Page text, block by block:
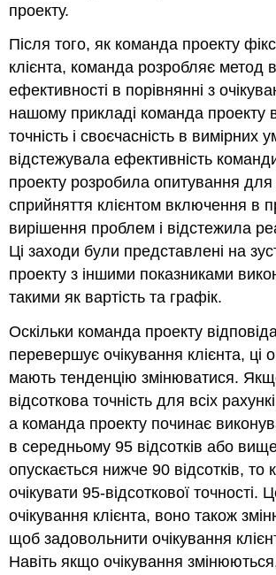
проекту.
Після того, як команда проекту
клієнта, команда розробляє метод
ефективності в порівнянні з
нашому прикладі команда проекту
точність і своєчасність в вимірних
відстежувала ефективність
проекту розробила опитування для
сприйняття клієнтом включення в
вирішення проблем і відстежила
Ці заходи були представлені на
проекту з іншими показниками
такими як вартість та графік.
Оскільки команда проекту
перевершує очікування клієнта, ці
мають тенденцію змінюватися.
відсоткова точність для всіх
а команда проекту починає
в середньому 95 відсотків або
опускається нижче 90 відсотків, то
очікувати 95-відсоткової точності.
очікування клієнта, воно також
щоб задовольнити очікування
Навіть якщо очікування